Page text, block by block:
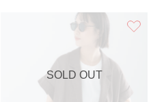
SOLD OUT